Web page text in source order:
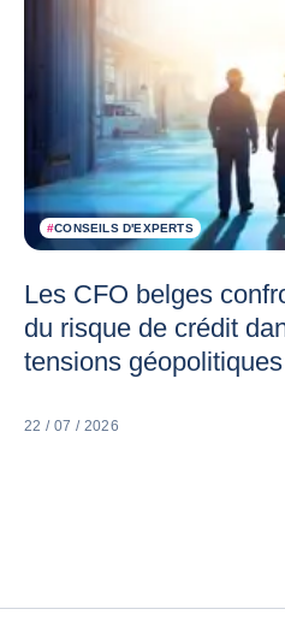
#CONSEILS D'EXPERTS
Les CFO belges
du risque de crédit
tensions géopolitiques
22 / 07 / 2026